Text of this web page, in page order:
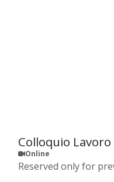
Colloquio Lavoro
Online
Reserved only for